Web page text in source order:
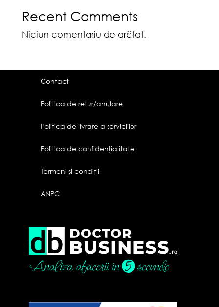
Recent Comments
Niciun comentariu de arătat.
Contact
Politica de retur/anulare
Politica de livrare a serviciilor
Politica de confidenţialitate
Termeni şi condiţii
ANPC